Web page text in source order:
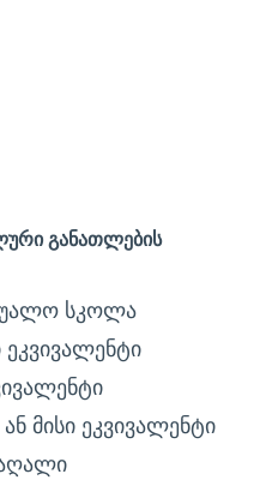
განათლების
სკოლა
ეკვივალენტი
მისი ეკვივალენტი